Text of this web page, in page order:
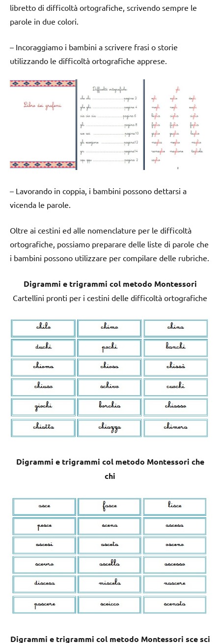
libretto di difficoltà ortografiche, scrivendo sempre le
parole in due colori.
– Incoraggiamo i bambini a scrivere frasi o storie
utilizzando le difficoltà ortografiche apprese.
– Lavorando in coppia, i bambini possono dettarsi a
vicenda le parole.
Oltre ai cestini ed alle nomenclature per le difficoltà
ortografiche, possiamo preparare delle liste di parole che
i bambini possono utilizzare per compilare delle rubriche.
Digrammi e trigrammi col metodo Montessori
Cartellini pronti per i cestini delle difficoltà ortografiche
Digrammi e trigrammi col metodo Montessori che
chi
Digrammi e trigrammi col metodo Montessori sce sci